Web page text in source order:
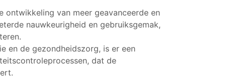
van meer geavanceerde en
nauwkeurigheid en gebruiksgemak,
en de gezondheidszorg, is er een
dat de